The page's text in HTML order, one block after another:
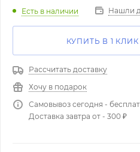
Есть в наличии Нашли
КУПИТЬ В 1 КЛИК
Рассчитать доставку
Хочу в подарок
Самовывоз сегодня -
Доставка завтра от - 300 ₽